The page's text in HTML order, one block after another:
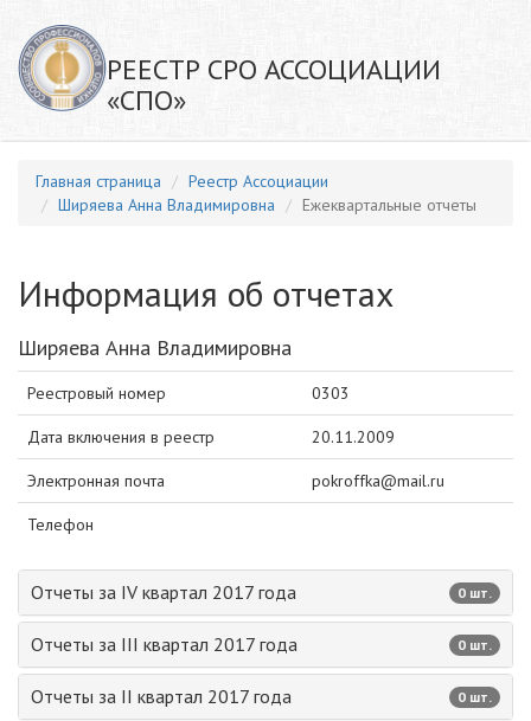
РЕЕСТР СРО АССОЦИАЦИИ
«СПО»
Главная страница
Реестр Ассоциации
Ширяева Анна Владимировна
Ежеквартальные отчеты
Информация об отчетах
Ширяева Анна Владимировна
Реестровый номер 0303
Дата включения в реестр 20.11.2009
Электронная почта pokroffka@mail.ru
Телефон
Отчеты за IV квартал 2017 года 0 шт.
Отчеты за III квартал 2017 года 0 шт.
Отчеты за II квартал 2017 года 0 шт.